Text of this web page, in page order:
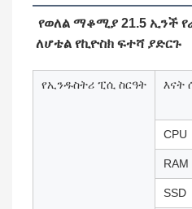
የወለል ማቆሚያ 21.5 ኢንች
ለሆቴል የኪዮስክ ፍተሻ ያድርጉ
የኢንዱስትሪ ፒሲ ስርዓት እናት
CPU
RAM
SSD